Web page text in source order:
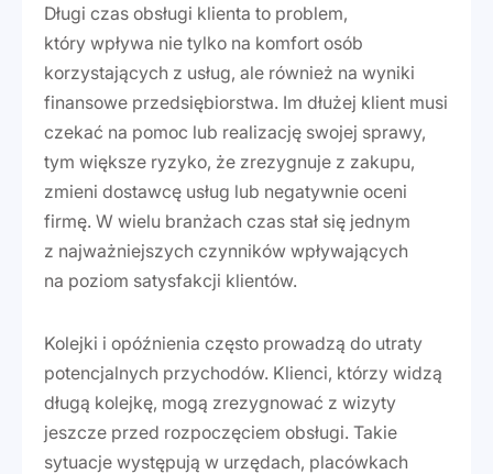
Długi czas obsługi klienta to problem,
który wpływa nie tylko na komfort osób
korzystających z usług, ale również na wyniki
finansowe przedsiębiorstwa. Im dłużej klient musi
czekać na pomoc lub realizację swojej sprawy,
tym większe ryzyko, że zrezygnuje z zakupu,
zmieni dostawcę usług lub negatywnie oceni
firmę. W wielu branżach czas stał się jednym
z najważniejszych czynników wpływających
na poziom satysfakcji klientów.
Kolejki i opóźnienia często prowadzą do utraty
potencjalnych przychodów. Klienci, którzy widzą
długą kolejkę, mogą zrezygnować z wizyty
jeszcze przed rozpoczęciem obsługi. Takie
sytuacje występują w urzędach, placówkach